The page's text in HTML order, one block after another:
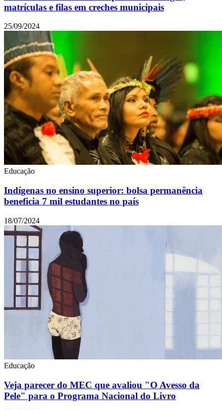
matrículas e filas em creches municipais
25/09/2024
Educação
Indígenas no ensino superior: bolsa permanência
beneficia 7 mil estudantes no país
18/07/2024
Educação
Veja parecer do MEC que avaliou "O Avesso da
Pele" para o Programa Nacional do Livro